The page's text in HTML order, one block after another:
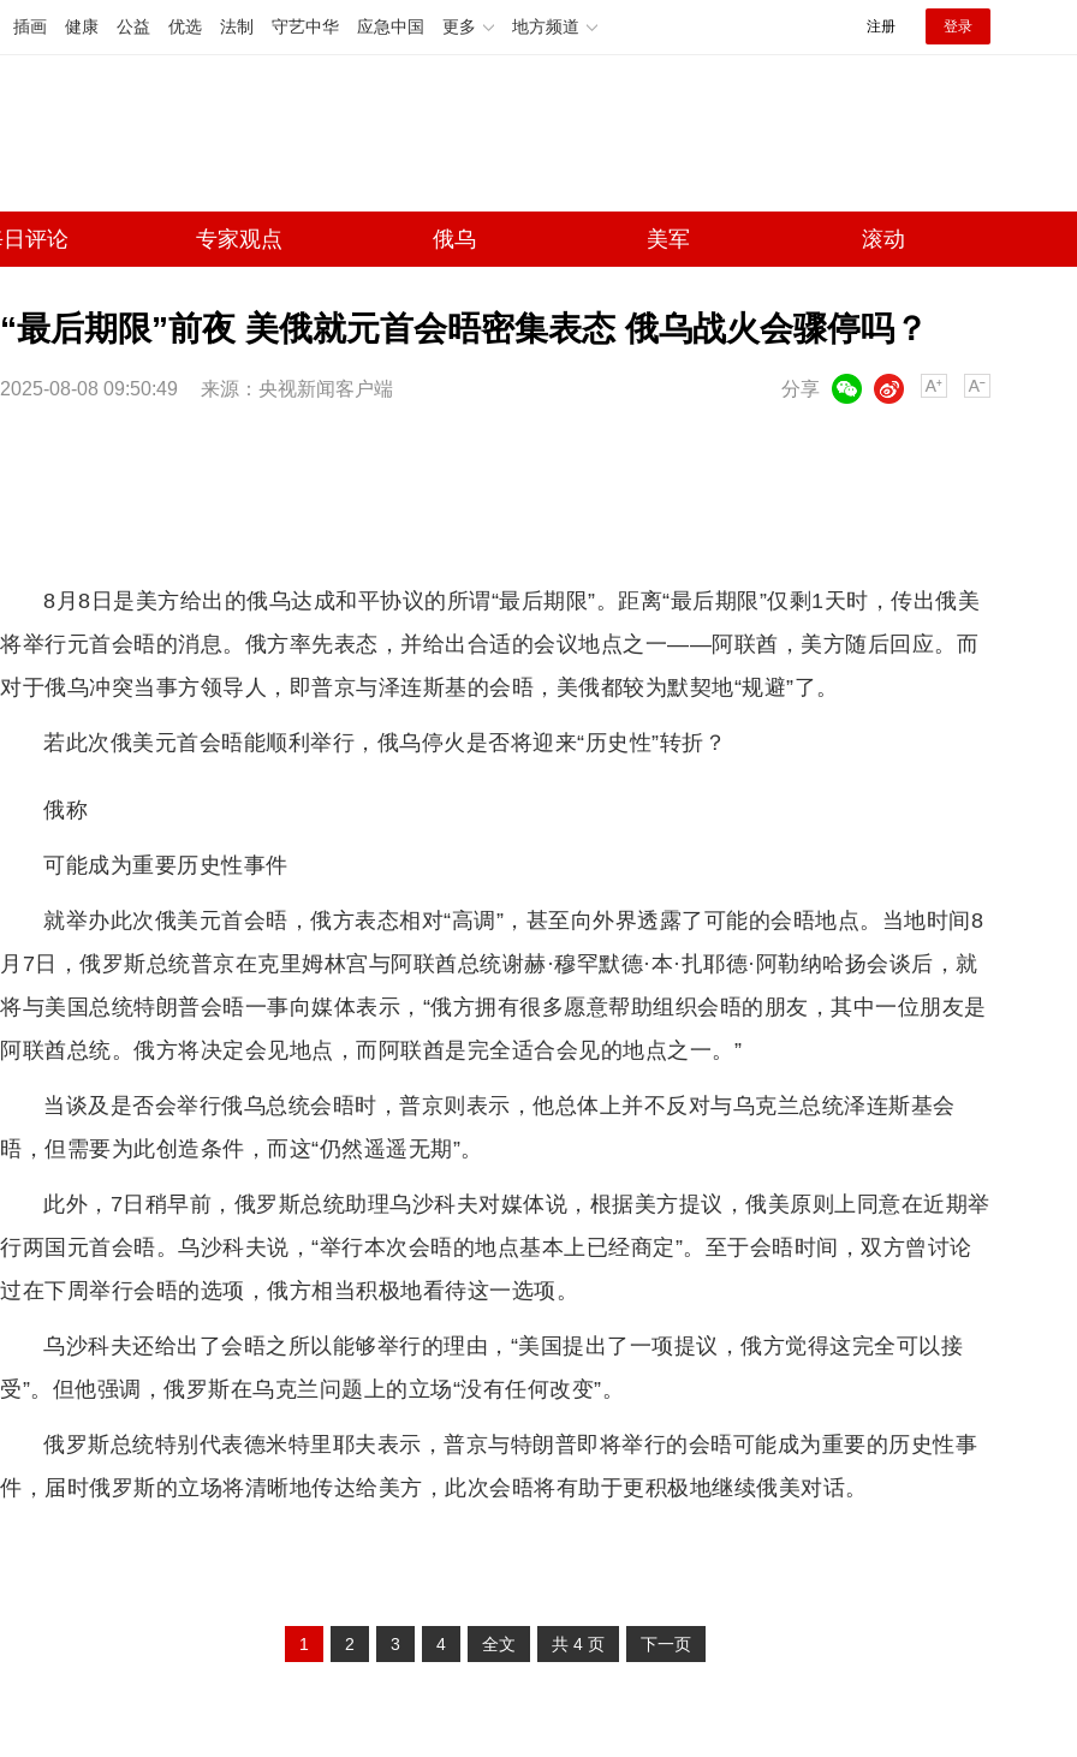
插画 健康 公益 优选 法制 守艺中华 应急中国 更多 地方频道 注册 登录
评论 专家观点 俄乌 美军 滚动
“最后期限”前夜 美俄就元首会晤密集表态 俄乌战火会骤停吗？
2025-08-08 09:50:49 来源：央视新闻客户端 分享
微博
8月8日是美方给出的俄乌达成和平协议的所谓“最后期限”。距离“最后期限”仅剩1天时，传出俄美
将举行元首会晤的消息。俄方率先表态，并给出合适的会议地点之一——阿联酋，美方随后回应。而
对于俄乌冲突当事方领导人，即普京与泽连斯基的会晤，美俄都较为默契地“规避”了。
若此次俄美元首会晤能顺利举行，俄乌停火是否将迎来“历史性”转折？
俄称
可能成为重要历史性事件
就举办此次俄美元首会晤，俄方表态相对“高调”，甚至向外界透露了可能的会晤地点。当地时间8
月7日，俄罗斯总统普京在克里姆林宫与阿联酋总统谢赫·穆罕默德·本·扎耶德·阿勒纳哈扬会谈后，就
将与美国总统特朗普会晤一事向媒体表示，“俄方拥有很多愿意帮助组织会晤的朋友，其中一位朋友是
阿联酋总统。俄方将决定会见地点，而阿联酋是完全适合会见的地点之一。”
当谈及是否会举行俄乌总统会晤时，普京则表示，他总体上并不反对与乌克兰总统泽连斯基会
晤，但需要为此创造条件，而这“仍然遥遥无期”。
此外，7日稍早前，俄罗斯总统助理乌沙科夫对媒体说，根据美方提议，俄美原则上同意在近期举
行两国元首会晤。乌沙科夫说，“举行本次会晤的地点基本上已经商定”。至于会晤时间，双方曾讨论
过在下周举行会晤的选项，俄方相当积极地看待这一选项。
乌沙科夫还给出了会晤之所以能够举行的理由，“美国提出了一项提议，俄方觉得这完全可以接
受”。但他强调，俄罗斯在乌克兰问题上的立场“没有任何改变”。
俄罗斯总统特别代表德米特里耶夫表示，普京与特朗普即将举行的会晤可能成为重要的历史性事
件，届时俄罗斯的立场将清晰地传达给美方，此次会晤将有助于更积极地继续俄美对话。
1 2 3 4 全文 共 4 页 下一页